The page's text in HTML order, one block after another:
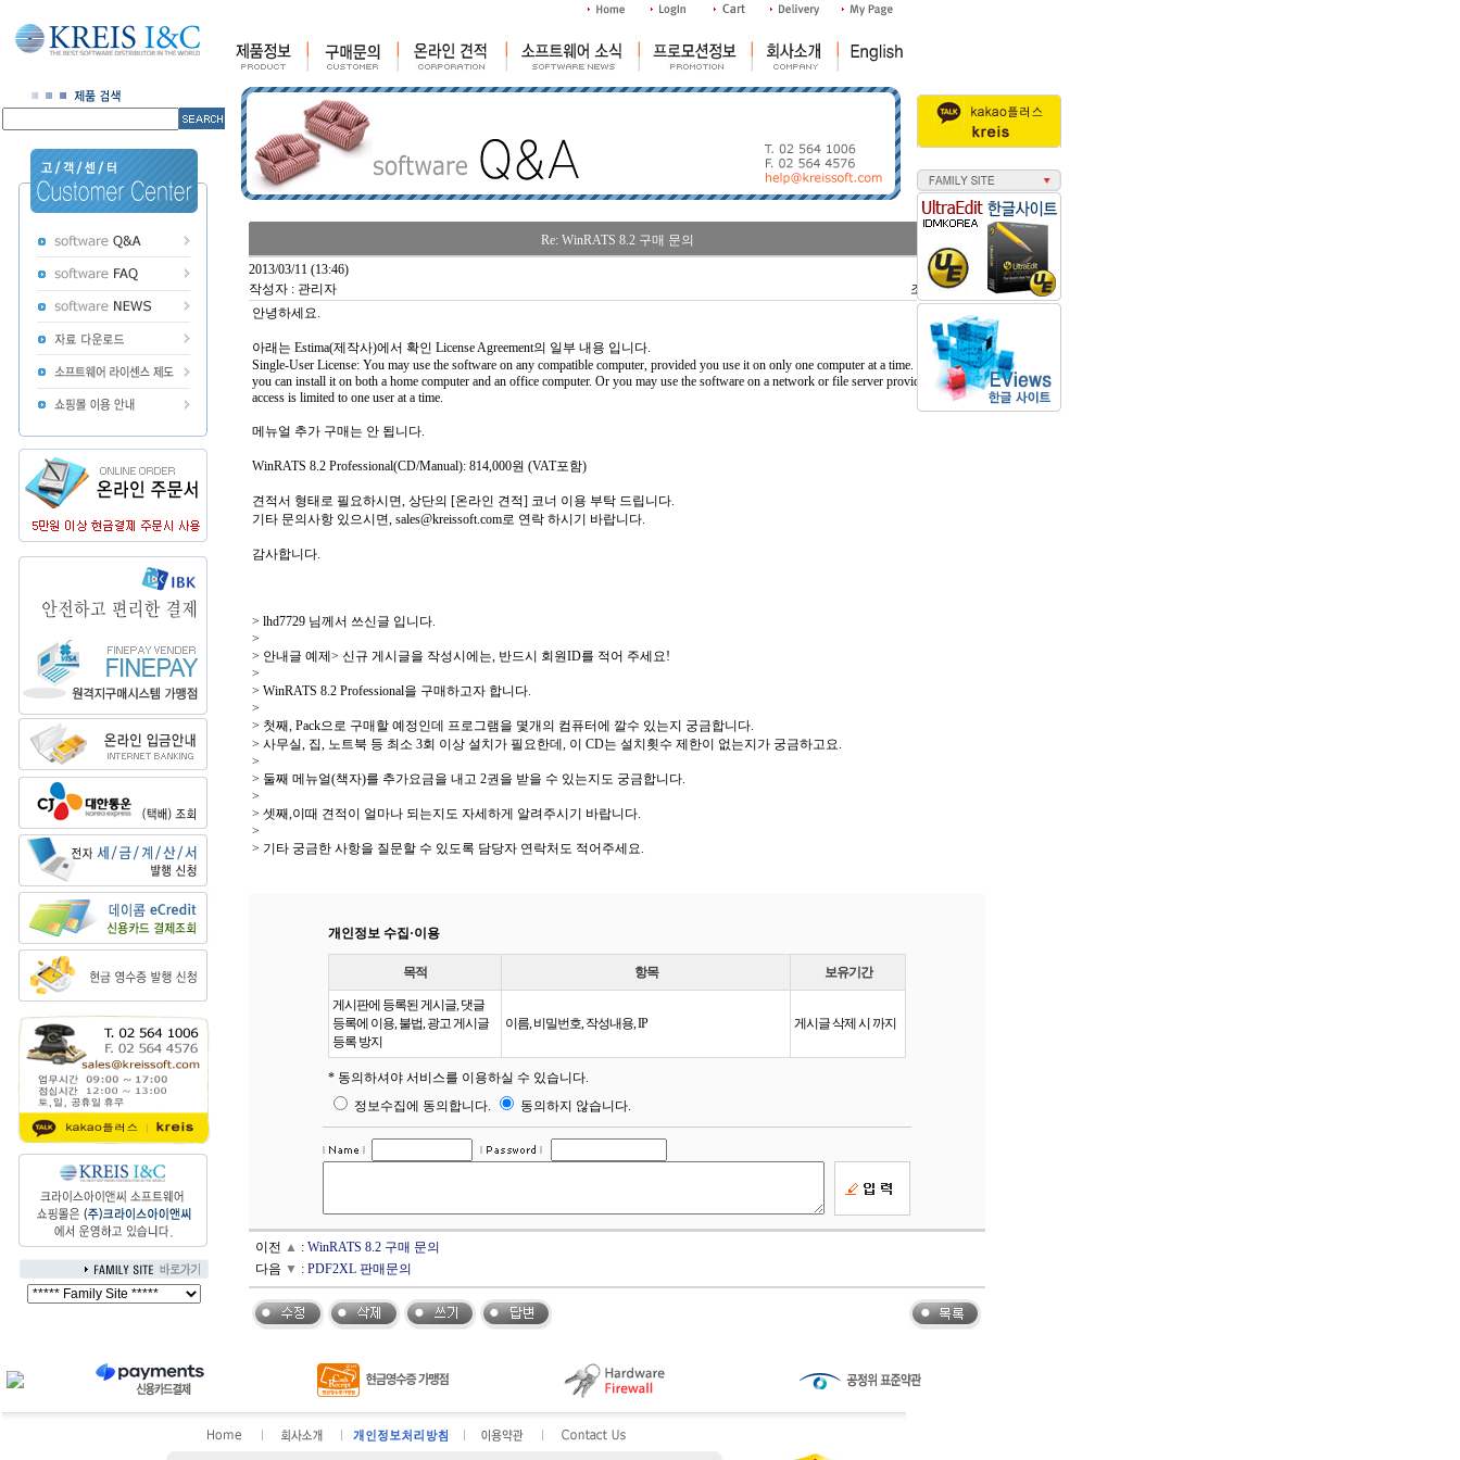
Re: WinRATS 8.2 구매 문의
2013/03/11 (13:46)
작성자 : 관리자
조회수 : 2938
안녕하세요.
아래는 Estima(제작사)에서 확인 License Agreement의 일부 내용 입니다.
Single-User License: You may use the software on any compatible computer, provided you use it on only one computer at a time. for instance,
you can install it on both a home computer and an office computer. Or you may use the software on a network or file server provided that
access is limited to one user at a time.
메뉴얼 추가 구매는 안 됩니다.
WinRATS 8.2 Professional(CD/Manual): 814,000원 (VAT포함)
견적서 형태로 필요하시면, 상단의 [온라인 견적] 코너 이용 부탁 드립니다.
기타 문의사항 있으시면, sales@kreissoft.com로 연락 하시기 바랍니다.
감사합니다.
> lhd7729 님께서 쓰신글 입니다.
>
> 안내글 예제> 신규 게시글을 작성시에는, 반드시 회원ID를 적어 주세요!
>
> WinRATS 8.2 Professional을 구매하고자 합니다.
>
> 첫째, Pack으로 구매할 예정인데 프로그램을 몇개의 컴퓨터에 깔수 있는지 궁금합니다.
> 사무실, 집, 노트북 등 최소 3회 이상 설치가 필요한데, 이 CD는 설치횟수 제한이 없는지가 궁금하고요.
>
> 둘째 메뉴얼(책자)를 추가요금을 내고 2권을 받을 수 있는지도 궁금합니다.
>
> 셋째,이때 견적이 얼마나 되는지도 자세하게 알려주시기 바랍니다.
>
> 기타 궁금한 사항을 질문할 수 있도록 담당자 연락처도 적어주세요.
개인정보 수집·이용
목적 항목 보유기간
게시판에 등록된 게시글, 댓글
등록에 이용, 불법, 광고 게시글
등록 방지
이름, 비밀번호, 작성내용, IP 게시글 삭제 시 까지
* 동의하셔야 서비스를 이용하실 수 있습니다.
정보수집에 동의합니다.
동의하지 않습니다.
이전 ▲ : WinRATS 8.2 구매 문의
다음 ▼ : PDF2XL 판매문의